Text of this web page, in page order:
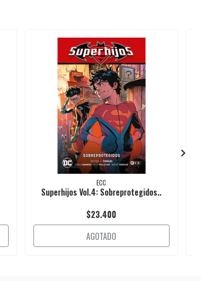
ECC
Superhijos Vol.4: Sobreprotegidos..
$23.400
AGOTADO